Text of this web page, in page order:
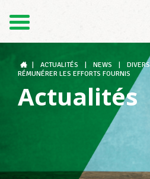
DE
Le LCGB
Structures syndicales
ACTUALITÉS NEWS DIVERS
RÉMUNÉRER LES EFFORTS FOURNIS
Actualités